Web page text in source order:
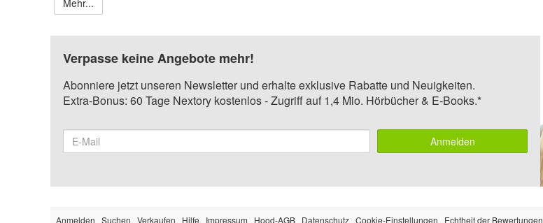
Verpasse keine Angebote mehr!
Abonniere jetzt unseren Newsletter und erhalte exklusive Rabatte und Neuigkeiten.
Extra-Bonus: 60 Tage Nextory kostenlos - Zugriff auf 1,4 Mio. Hörbücher & E-Books.*
Anmelden
Anmelden Suchen Verkaufen Hilfe Impressum Hood-AGB Datenschutz Cookie-Einstellungen Echtheit der Bewertungen